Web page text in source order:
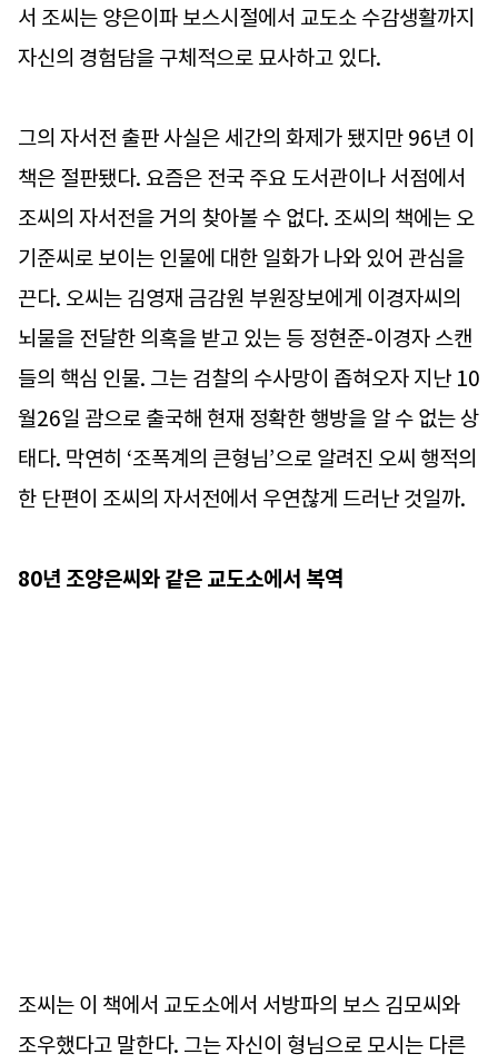
서 조씨는 양은이파 보스시절에서 교도소 수감생활까지
자신의 경험담을 구체적으로 묘사하고 있다.
그의 자서전 출판 사실은 세간의 화제가 됐지만 96년 이
책은 절판됐다. 요즘은 전국 주요 도서관이나 서점에서
조씨의 자서전을 거의 찾아볼 수 없다. 조씨의 책에는 오
기준씨로 보이는 인물에 대한 일화가 나와 있어 관심을
끈다. 오씨는 김영재 금감원 부원장보에게 이경자씨의
뇌물을 전달한 의혹을 받고 있는 등 정현준-이경자 스캔
들의 핵심 인물. 그는 검찰의 수사망이 좁혀오자 지난 10
월26일 괌으로 출국해 현재 정확한 행방을 알 수 없는 상
태다. 막연히 ‘조폭계의 큰형님’으로 알려진 오씨 행적의
한 단편이 조씨의 자서전에서 우연찮게 드러난 것일까.
80년 조양은씨와 같은 교도소에서 복역
조씨는 이 책에서 교도소에서 서방파의 보스 김모씨와
조우했다고 말한다. 그는 자신이 형님으로 모시는 다른